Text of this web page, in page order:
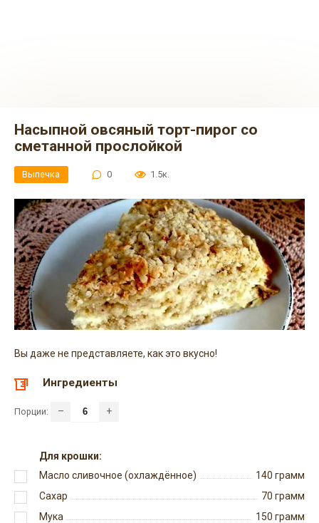
Насыпной овсяный торт-пирог со
сметанной прослойкой
Выпечка 0 1.5к.
Вы даже не представляете, как это вкусно!
Ингредиенты
Порции: – +
Для крошки:
Масло сливочное (охлаждённое)
140 грамм
Сахар
70 грамм
Мука
150 грамм